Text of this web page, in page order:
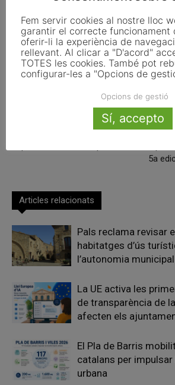
Facebook X
Les Illes Balears acceleren la
ITINERA:
5a
Articles relacionats
Pals reclama revisar
habitatges d’ús
l’autonomia municipal
La UE activa les
de transparència de
afecten els
El Pla de Barris
catalans per
urbana
Fem servir cookies al nostre lloc
garantir el correcte funcionament
oferir-li la experiència de
rellevant. Al clicar a "D'acord"
TOTES les cookies. També pot
configurar-les a "Opcions de
Opcions de gestió
Sí, accepto